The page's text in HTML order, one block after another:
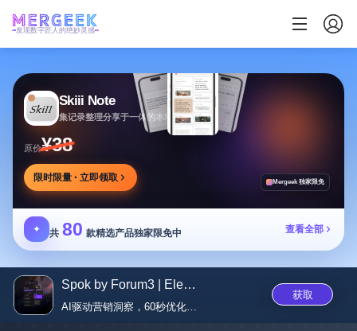
发现数字匠人的绝妙灵感
Skiii Note
集记录整理分享于一体的本地写作工作台
原价¥38
限时限量 · 立即领取 Mergeek 独家限免
✦ 共 80 款精选产品独家限免中 查看全部
Spok by Forum3 | Elevate your ...
AI驱动营销洞察，60秒优化关...
获取